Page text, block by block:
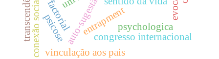
auto-sugestão psychologica
entrapment
conexão social vinculação aos pais
congresso internacional
psicose